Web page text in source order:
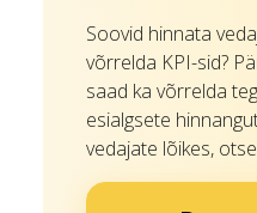
Soovid hinnata
võrrelda KPI-sid?
saad ka võrrelda
esialgsete
vedajate lõikes,